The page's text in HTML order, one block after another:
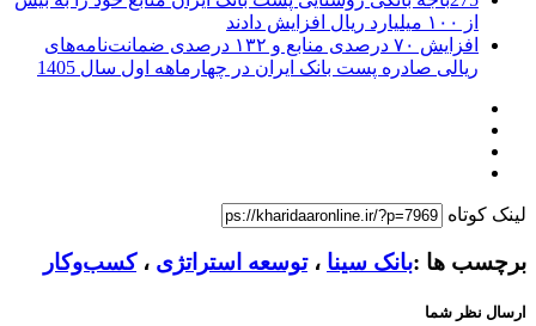
از ۱۰۰ میلیارد ریال افزایش دادند
افزایش ۷۰ درصدی منابع و ۱۳۲ درصدی ضمانت‌نامه‌های
ریالی صادره پست بانک ایران در چهارماهه اول سال 1405
لینک کوتاه
برچسب ها :بانک سینا ،توسعه استراتژی ،کسب‌و‌کار
ارسال نظر شما